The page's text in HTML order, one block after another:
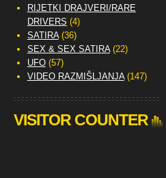
RIJETKI DRAJVERI/RARE
DRIVERS (4)
SATIRA(36)
SEX & SEX SATIRA(22)
UFO(57)
VIDEO RAZMIŠLJANJA(147)
VISITOR COUNTER